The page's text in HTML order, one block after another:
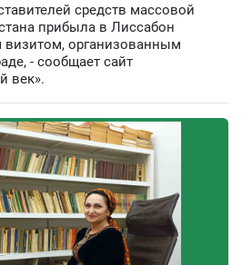
средств массовой
прибыла в Лиссабон
визитом, организованным
- сообщает сайт
век».